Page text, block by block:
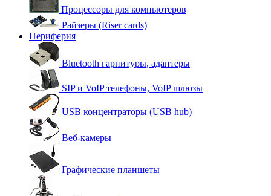
Процессоры для компьютеров
Райзеры (Riser cards)
Периферия
Bluetooth гарнитуры, адаптеры
SIP и VoIP телефоны, VoIP шлюзы
USB концентраторы (USB hub)
Веб-камеры
Графические планшеты